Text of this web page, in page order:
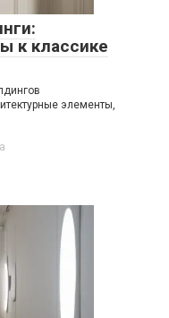
к классике
элементы,